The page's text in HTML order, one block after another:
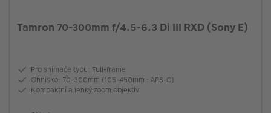
Tamron 70-300mm f/4.5-6.3 Di III RXD (Sony E)
Pro snímače typu: Full-frame
Ohnisko: 70-300mm (105-450mm : APS-C)
Kompaktní a lehký zoom objektiv